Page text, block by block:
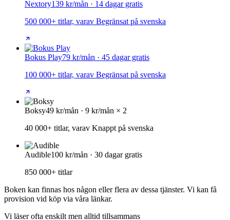
Nextory139 kr/mån · 14 dagar gratis
500 000+ titlar, varav Begränsat på svenska
Bokus Play79 kr/mån · 45 dagar gratis
100 000+ titlar, varav Begränsat på svenska
Boksy49 kr/mån · 9 kr/mån × 2
40 000+ titlar, varav Knappt på svenska
Audible100 kr/mån · 30 dagar gratis
850 000+ titlar
Boken kan finnas hos någon eller flera av dessa tjänster. Vi kan få
provision vid köp via våra länkar.
Vi läser ofta enskilt men alltid tillsammans